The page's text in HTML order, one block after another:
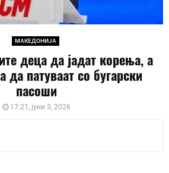
МАКЕДОНИЈА
деца да јадат корења, а
да патуваат со бугарски
пасоши
17:21, јуни 3, 2026